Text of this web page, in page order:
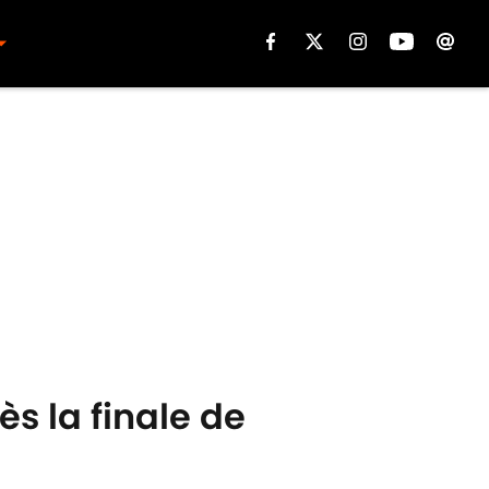
la finale de